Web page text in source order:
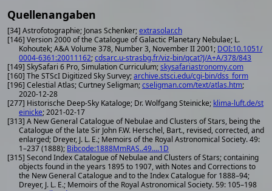
Quellenangaben
[34] Astrofotographie; Jonas Schenker;extrasolar.ch
[146] Version 2000 of the Catalogue of Galactic Planetary Nebulae; L.
Kohoutek; A&A Volume 378, Number 3, November II 2001; DOI:10.1051/
0004-6361:20011162;cdsarc.u-strasbg.fr/viz-bin/qcat?J/A+A/378/843
[149] SkySafari 6 Pro, Simulation Curriculum;skysafariastronomy.com
[160] The STScI Digitized Sky Survey;archive.stsci.edu/cgi-bin/dss_form
[196] Celestial Atlas; Curtney Seligman;cseligman.com/text/atlas.htm;
2020-12-28
[277] Historische Deep-Sky Kataloge; Dr. Wolfgang Steinicke; klima-luft.de/st
einicke; 2021-02-17
[313] A New General Catalogue of Nebulae and Clusters of Stars, being the
Catalogue of the late Sir John F.W. Herschel, Bart., revised, corrected, and
enlarged; Dreyer, J. L. E.; Memoirs of the Royal Astronomical Society. 49:
1–237 (1888); Bibcode:1888MmRAS..49....1D
[315] Second Index Catalogue of Nebulae and Clusters of Stars; containing
objects found in the years 1895 to 1907, with Notes and Corrections to
the New General Catalogue and to the Index Catalogue for 1888–94;
Dreyer, J. L. E.; Memoirs of the Royal Astronomical Society. 59: 105–198